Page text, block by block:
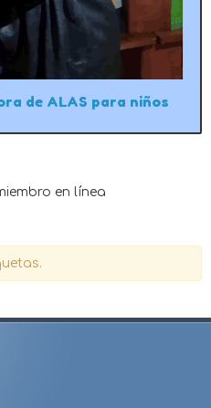
de ALAS para niños
en línea